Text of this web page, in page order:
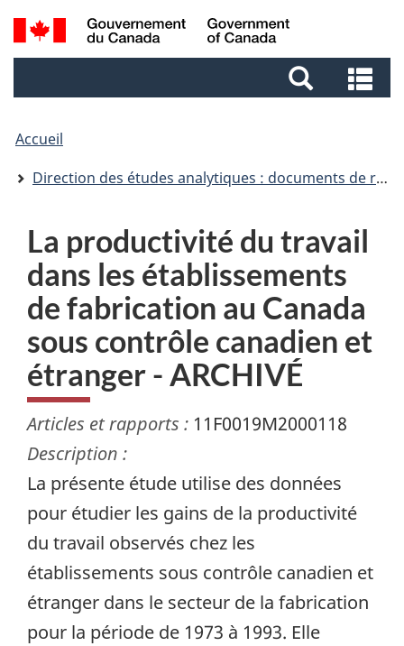
Aller
au
Aller
au
Passer
à
Recherche
et
et
Accueil
Direction des études analytiques : documents de recherche
La productivité du travail
dans les établissements
de fabrication au Canada
sous contrôle canadien et
étranger - ARCHIVÉ
Articles et rapports : 11F0019M2000118
Description :
La présente étude utilise des données
pour étudier les gains de la productivité
du travail observés chez les
établissements sous contrôle canadien et
étranger dans le secteur de la fabrication
pour la période de 1973 à 1993. Elle